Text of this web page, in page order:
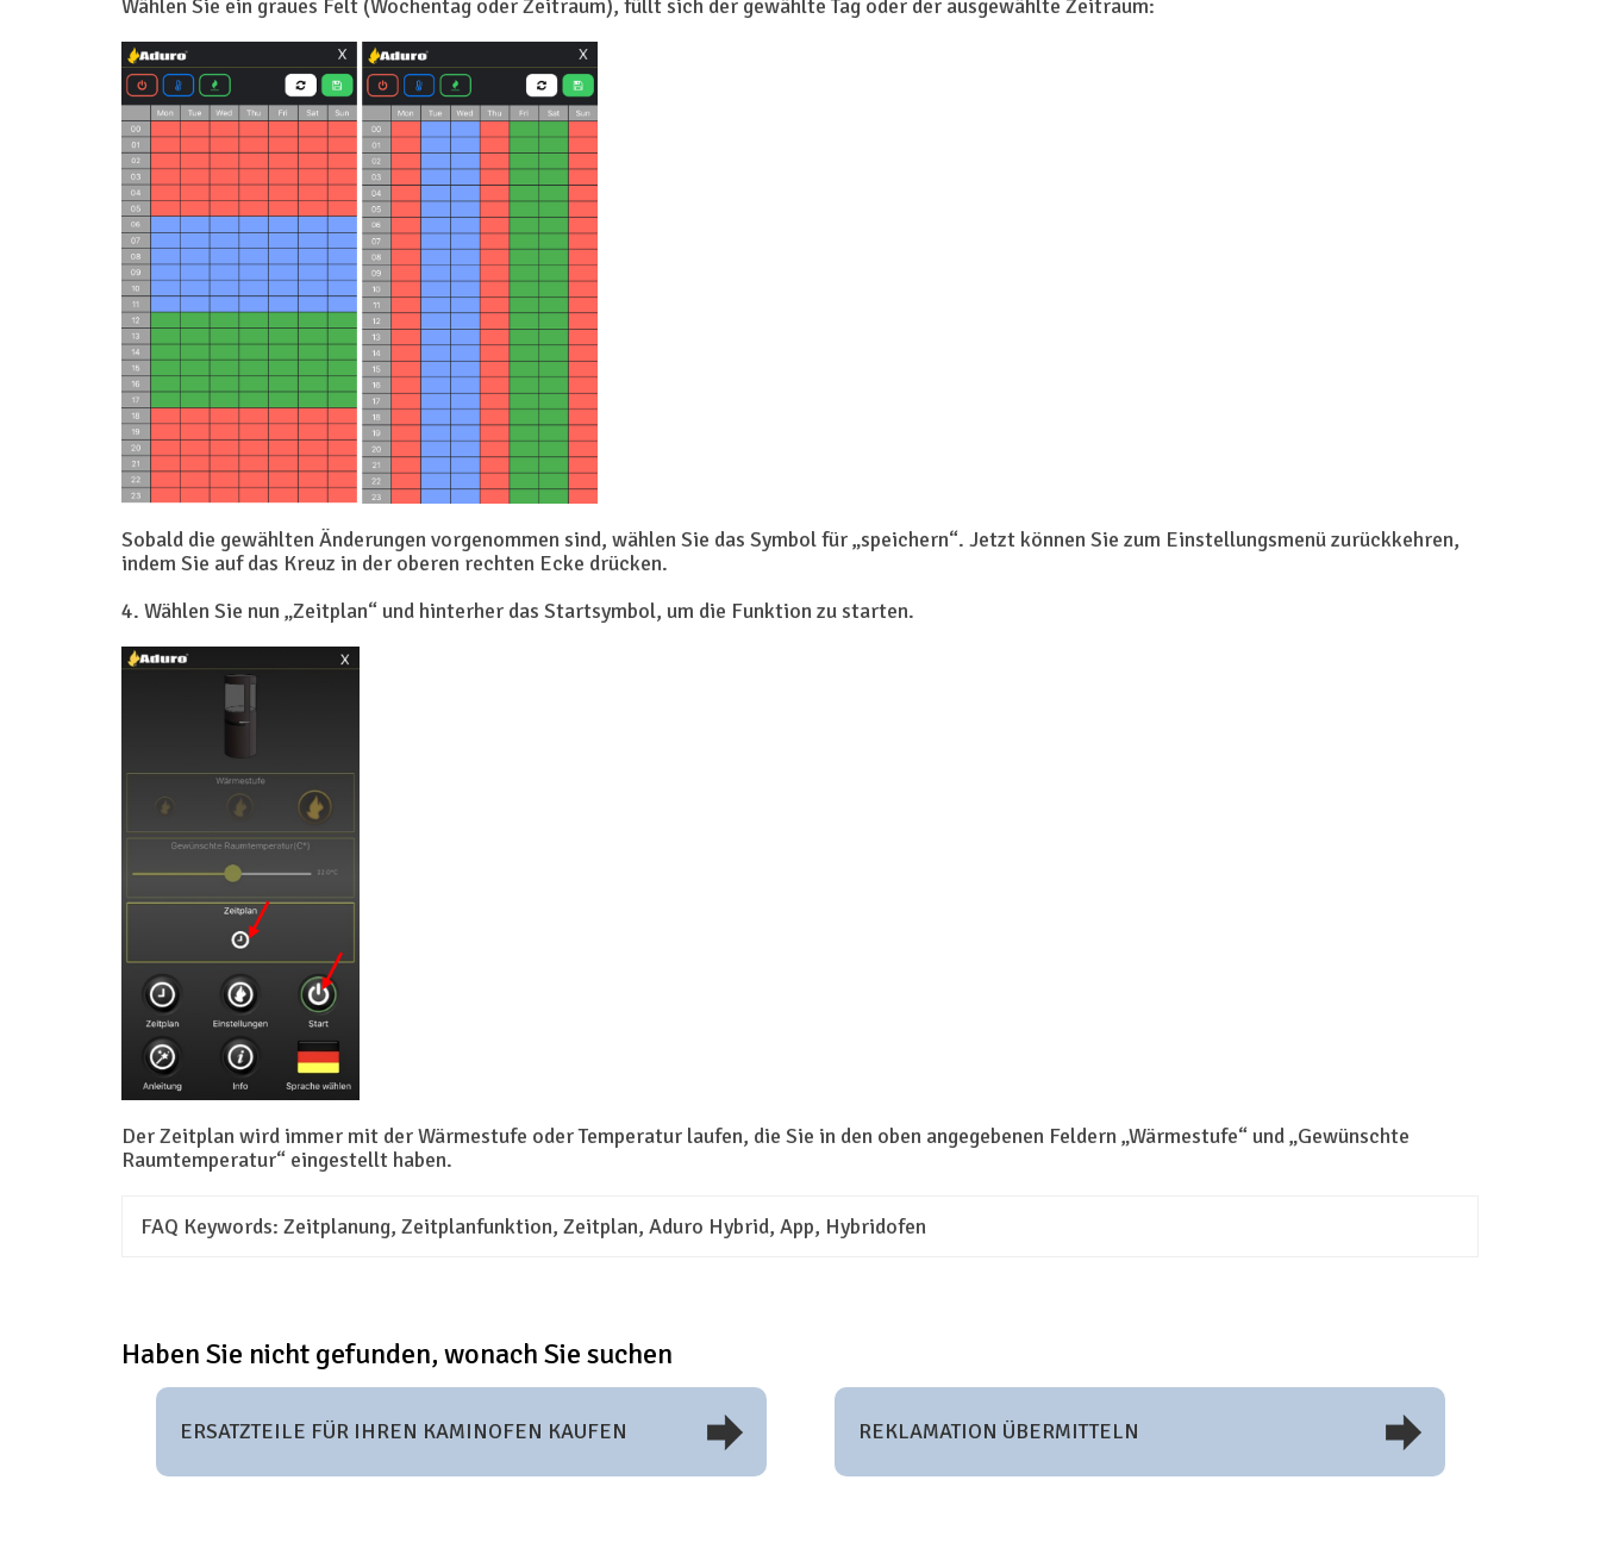
Wählen Sie ein graues Felt (Wochentag oder Zeitraum), füllt sich der gewählte Tag oder der ausgewählte Zeitraum:
Sobald die gewählten Änderungen vorgenommen sind, wählen Sie das Symbol für „speichern“. Jetzt können Sie zum Einstellungsmenü zurückkehren,
indem Sie auf das Kreuz in der oberen rechten Ecke drücken.
4. Wählen Sie nun „Zeitplan“ und hinterher das Startsymbol, um die Funktion zu starten.
Der Zeitplan wird immer mit der Wärmestufe oder Temperatur laufen, die Sie in den oben angegebenen Feldern „Wärmestufe“ und „Gewünschte
Raumtemperatur“ eingestellt haben.
FAQ Keywords: Zeitplanung, Zeitplanfunktion, Zeitplan, Aduro Hybrid, App, Hybridofen
Haben Sie nicht gefunden, wonach Sie suchen
ERSATZTEILE FÜR IHREN KAMINOFEN KAUFEN REKLAMATION ÜBERMITTELN